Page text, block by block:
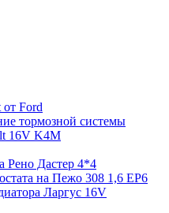
Ford
тормозной системы
16V K4M
Рено Дастер 4*4
на Пежо 308 1,6 EP6
Ларгус 16V